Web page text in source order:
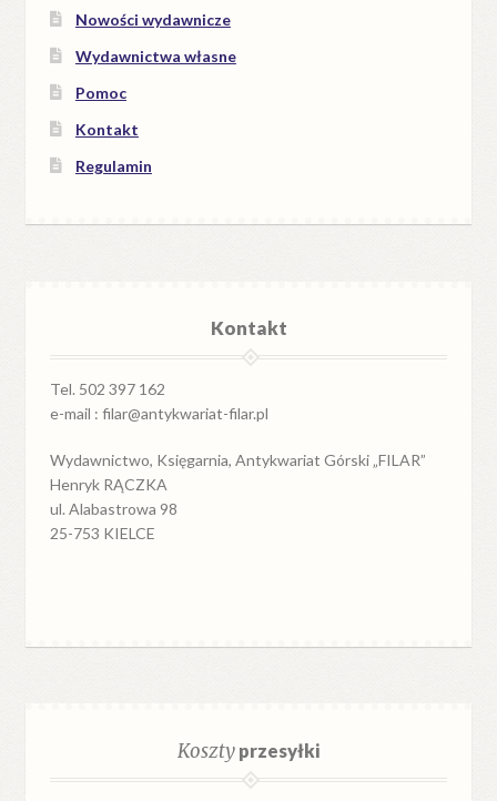
Nowości wydawnicze
Wydawnictwa własne
Pomoc
Kontakt
Regulamin
Kontakt
Tel. 502 397 162
e-mail : filar@antykwariat-filar.pl
Wydawnictwo, Księgarnia, Antykwariat Górski „FILAR”
Henryk RĄCZKA
ul. Alabastrowa 98
25-753 KIELCE
Kosztyprzesyłki